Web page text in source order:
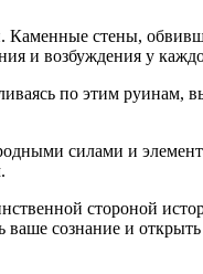
Каменные стены,
и возбуждения у
по этим руинам,
силами и
стороной
ваше сознание и